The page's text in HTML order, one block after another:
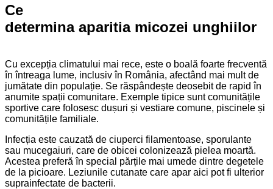
Ce
determina aparitia micozei unghiilor
Cu excepția climatului mai rece, este o boală foarte frecventă
în întreaga lume, inclusiv în România, afectând mai mult de
jumătate din populație. Se răspândește deosebit de rapid în
anumite spații comunitare. Exemple tipice sunt comunitățile
sportive care folosesc dușuri și vestiare comune, piscinele și
comunitățile familiale.
Infecția este cauzată de ciuperci filamentoase, sporulante
sau mucegaiuri, care de obicei colonizează pielea moartă.
Acestea preferă în special părțile mai umede dintre degetele
de la picioare. Leziunile cutanate care apar aici pot fi ulterior
suprainfectate de bacterii.